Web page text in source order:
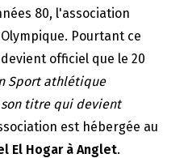
80, l'association
Pourtant ce
officiel que le 20
Sport athlétique
titre qui devient
est hébergée au
El Hogar à Anglet.